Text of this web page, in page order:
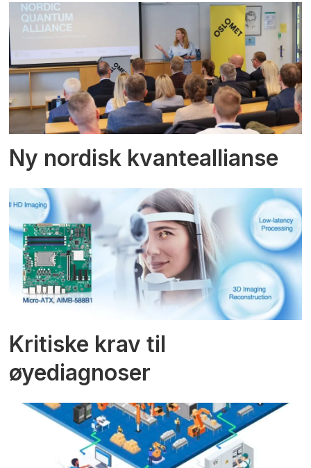
Ny nordisk kvanteallianse
Kritiske krav til
øyediagnoser